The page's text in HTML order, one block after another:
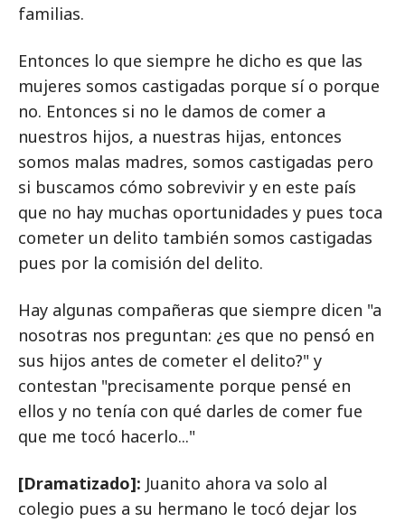
familias.
Entonces lo que siempre he dicho es que las
mujeres somos castigadas porque sí o porque
no. Entonces si no le damos de comer a
nuestros hijos, a nuestras hijas, entonces
somos malas madres, somos castigadas pero
si buscamos cómo sobrevivir y en este país
que no hay muchas oportunidades y pues toca
cometer un delito también somos castigadas
pues por la comisión del delito.
Hay algunas compañeras que siempre dicen "a
nosotras nos preguntan: ¿es que no pensó en
sus hijos antes de cometer el delito?" y
contestan "precisamente porque pensé en
ellos y no tenía con qué darles de comer fue
que me tocó hacerlo..."
[Dramatizado]: Juanito ahora va solo al
colegio pues a su hermano le tocó dejar los